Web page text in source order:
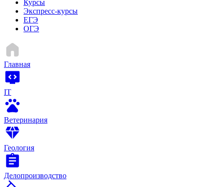
Курсы
Экспресс-курсы
ЕГЭ
ОГЭ
Главная
IT
Ветеринария
Геология
Делопроизводство